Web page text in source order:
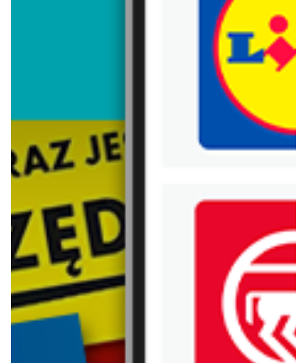
Trafiłeś na nieaktualną gazetkę
Zobacz aktualne gazetki Blix!
aktualna
Carrefour
od dziś
Oferta od czwartku
WIĘCEJ GAZETEK